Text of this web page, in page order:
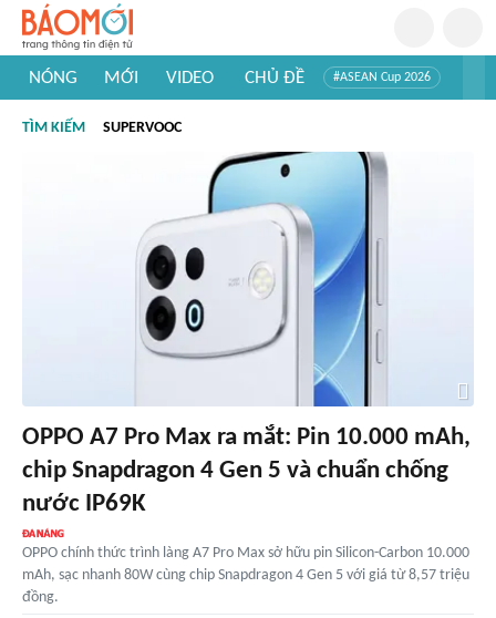
NÓNG MỚI VIDEO CHỦ ĐỀ #ASEAN Cup 2026
#Khám phá thế giới
TÌM KIẾM SUPERVOOC
OPPO A7 Pro Max ra mắt: Pin 10.000 mAh,
chip Snapdragon 4 Gen 5 và chuẩn chống
nước IP69K
OPPO chính thức trình làng A7 Pro Max sở hữu pin Silicon-Carbon 10.000
mAh, sạc nhanh 80W cùng chip Snapdragon 4 Gen 5 với giá từ 8,57 triệu
đồng.